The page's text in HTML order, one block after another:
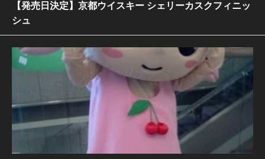
【発売日決定】京都ウイスキー シェリーカスクフィニッ
シュ